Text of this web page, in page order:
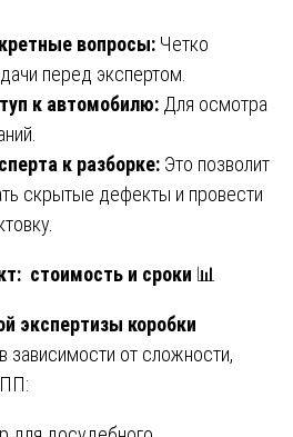
вопросы: Четко
перед экспертом.
к автомобилю: Для осмотра
к разборке: Это позволит
скрытые дефекты и провести
стоимость и сроки 📊
экспертизы коробки
зависимости от сложности,